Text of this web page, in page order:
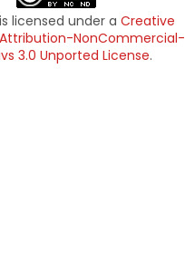
licensed under aCreative
NonCommercial-
3.0 Unported License.